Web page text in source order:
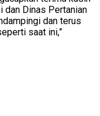
dan Dinas Pertanian
dan terus
saat ini,”